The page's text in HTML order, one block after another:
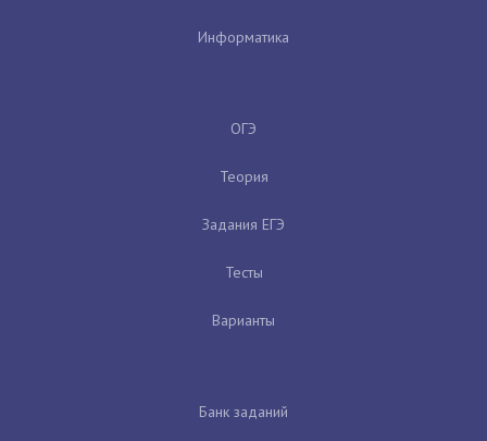
Информатика
ОГЭ
Теория
Задания ЕГЭ
Тесты
Варианты
Банк заданий